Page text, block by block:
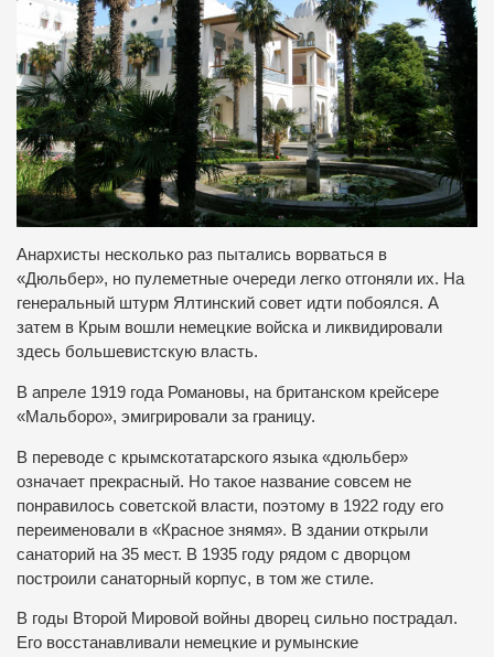
Анархисты несколько раз пытались ворваться в
«Дюльбер», но пулеметные очереди легко отгоняли их. На
генеральный штурм Ялтинский совет идти побоялся. А
затем в Крым вошли немецкие войска и ликвидировали
здесь большевистскую власть.
В апреле 1919 года Романовы, на британском крейсере
«Мальборо», эмигрировали за границу.
В переводе с крымскотатарского языка «дюльбер»
означает прекрасный. Но такое название совсем не
понравилось советской власти, поэтому в 1922 году его
переименовали в «Красное знямя». В здании открыли
санаторий на 35 мест. В 1935 году рядом с дворцом
построили санаторный корпус, в том же стиле.
В годы Второй Мировой войны дворец сильно пострадал.
Его восстанавливали немецкие и румынские